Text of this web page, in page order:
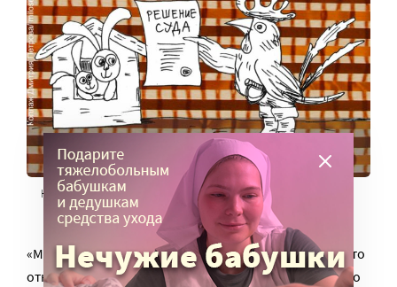
Коллаж Дмитрия Петрова/ miloserdie.ru
«Москва не любит приезжих. Раньше я думала, что это
относится к мигрантам, но оказалось, что и к тем, кто